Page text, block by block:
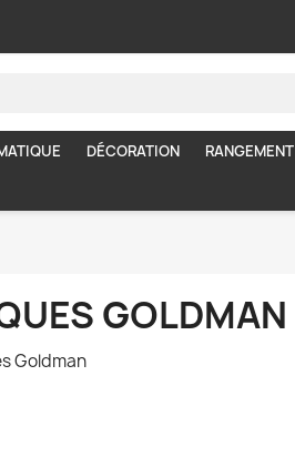
DÉCORATION RANGEMENT
GOLDMAN
Goldman